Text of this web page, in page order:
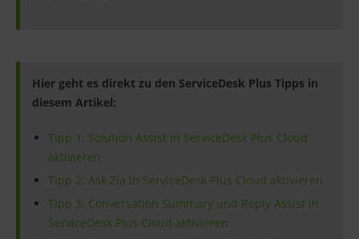
Hier geht es direkt zu den ServiceDesk Plus Tipps in
diesem Artikel:
Tipp 1: Solution Assist in ServiceDesk Plus Cloud
aktivieren
Tipp 2: Ask Zia in ServiceDesk Plus Cloud aktivieren
Tipp 3: Conversation Summary und Reply Assist in
ServiceDesk Plus Cloud aktivieren